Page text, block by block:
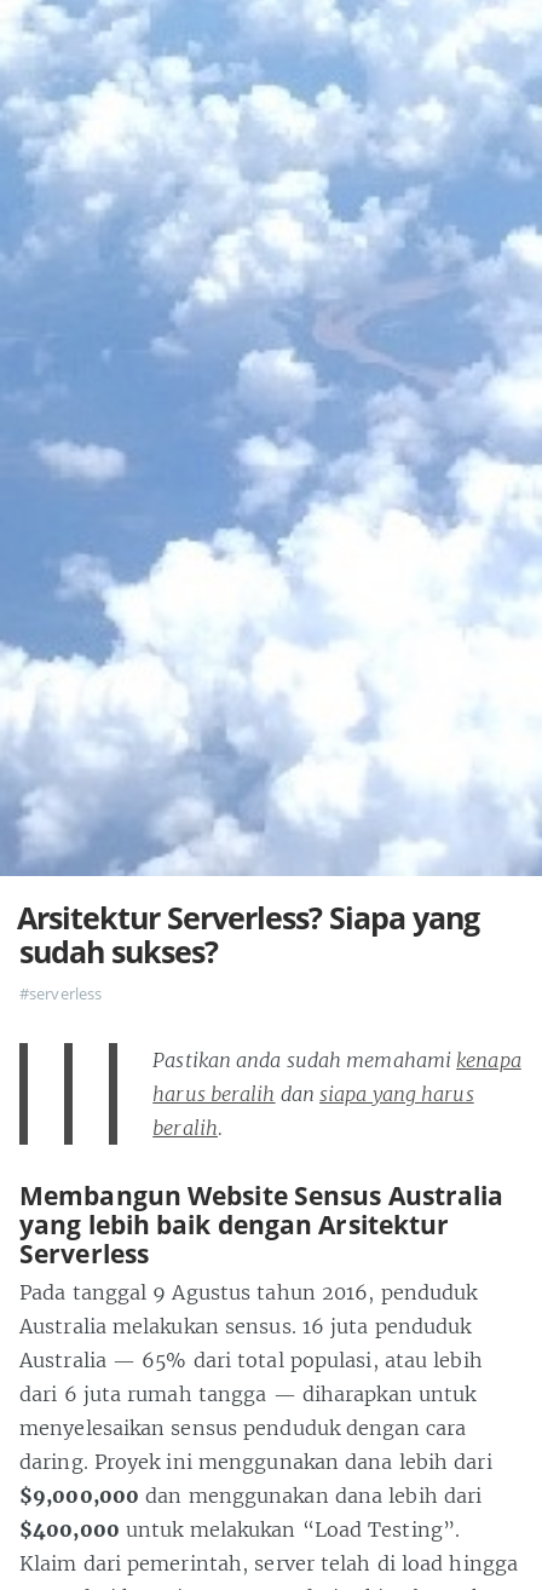
Arsitektur Serverless? Siapa yang
sudah sukses?
#serverless
Pastikan anda sudah memahami kenapa
harus beralih dan siapa yang harus
beralih.
Membangun Website Sensus Australia
yang lebih baik dengan Arsitektur
Serverless
Pada tanggal 9 Agustus tahun 2016, penduduk
Australia melakukan sensus. 16 juta penduduk
Australia — 65% dari total populasi, atau lebih
dari 6 juta rumah tangga — diharapkan untuk
menyelesaikan sensus penduduk dengan cara
daring. Proyek ini menggunakan dana lebih dari
$9,000,000 dan menggunakan dana lebih dari
$400,000 untuk melakukan “Load Testing”.
Klaim dari pemerintah, server telah di load hingga